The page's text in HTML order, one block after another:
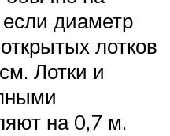
диаметр
лотков
Лотки и
на 0,7 м.